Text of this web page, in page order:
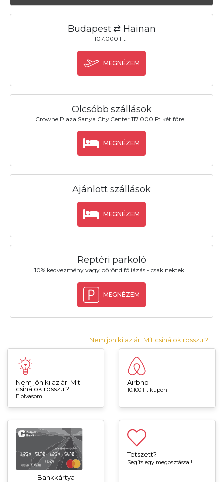
Budapest ⇄ Hainan
107.000 Ft
MEGNÉZEM
Olcsóbb szállások
Crowne Plaza Sanya City Center 117.000 Ft két főre
MEGNÉZEM
Ajánlott szállások
MEGNÉZEM
Reptéri parkoló
10% kedvezmény vagy bőrönd fóliázás - csak nektek!
MEGNÉZEM
Nem jön ki az ár. Mit csinálok rosszul?
Nem jön ki az ár. Mit
csinálok rosszul?
Elolvasom
Airbnb
10.100 Ft kupon
Bankkártya
Tetszett?
Segíts egy megosztással!